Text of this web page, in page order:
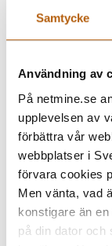
Samtycke
Användning av
På netmine.se
upplevelsen av
förbättra vår
webbplatser i
förvara cookies
Men vänta, vad
konstigare än
på din dator och
med